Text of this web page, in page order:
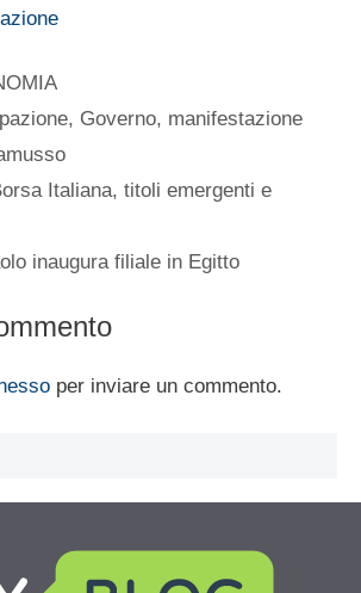
, Governo, manifestazione
Italiana, titoli emergenti e
inaugura filiale in Egitto
per inviare un commento.